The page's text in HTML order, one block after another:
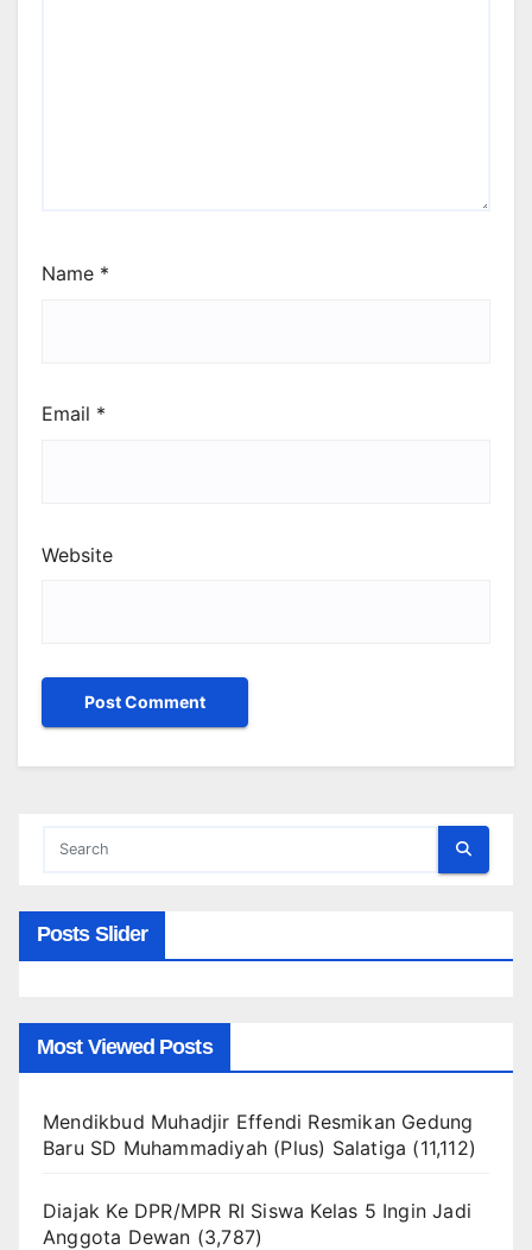
Name *
Email *
Website
Posts Slider
Most Viewed Posts
Mendikbud Muhadjir Effendi Resmikan Gedung
Baru SD Muhammadiyah (Plus) Salatiga (11,112)
Diajak Ke DPR/MPR RI Siswa Kelas 5 Ingin Jadi
Anggota Dewan (3,787)